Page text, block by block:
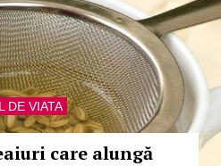
DE VIATA
care alungă